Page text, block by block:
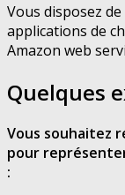
Vous disposez
applications de
Amazon web
Quelques
Vous souhaitez
pour
: